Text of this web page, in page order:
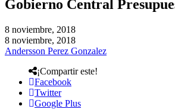
Gobierno Central
8 noviembre, 2018
8 noviembre, 2018
Andersson Perez Gonzalez
¡Compartir este!
Facebook
Twitter
Google Plus